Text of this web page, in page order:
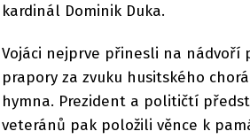
kardinál Dominik Duka.
Vojáci nejprve přinesli na
prapory za zvuku husitského
hymna. Prezident a političtí
veteránů pak položili věnce k